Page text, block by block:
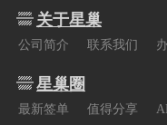
关于星巢
公司简介 联系我们
星巢圈
最新签单 值得分享